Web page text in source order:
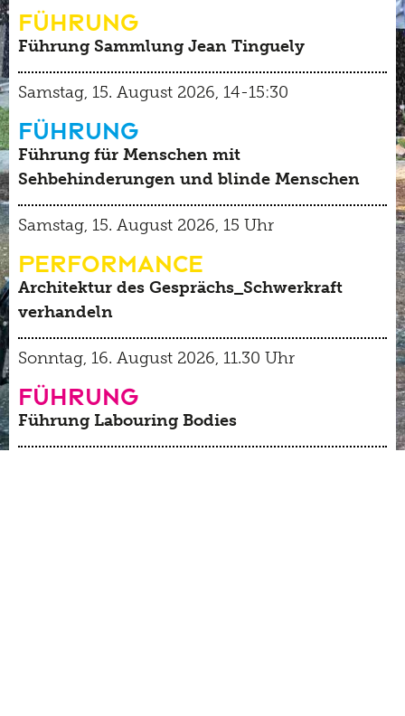
Führung
Führung Sammlung Jean Tinguely
Samstag, 15. August 2026, 14-15:30
Führung
Führung für Menschen mit
Sehbehinderungen und blinde Menschen
Samstag, 15. August 2026, 15 Uhr
Performance
Architektur des Gesprächs_Schwerkraft
verhandeln
Sonntag, 16. August 2026, 11.30 Uhr
Führung
Führung Labouring Bodies